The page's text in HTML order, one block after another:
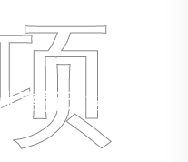
就无法发现。